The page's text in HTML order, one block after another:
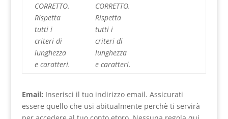
CORRETTO.
Rispetta
tutti i
criteri di
lunghezza
e caratteri.
CORRETTO.
Rispetta
tutti i
criteri di
lunghezza
e caratteri.
Email: Inserisci il tuo indirizzo email. Assicurati
essere quello che usi abitualmente perchè ti servirà